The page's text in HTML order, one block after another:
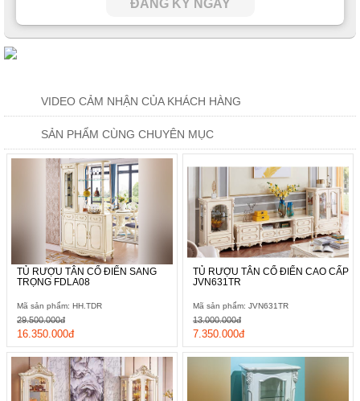
ĐĂNG KÝ NGAY
VIDEO CẢM NHẬN CỦA KHÁCH HÀNG
SẢN PHẨM CÙNG CHUYÊN MỤC
TỦ RƯỢU TÂN CỔ ĐIỂN SANG
TRỌNG FDLA08
Mã sản phẩm: HH.TDR
16.350.000đ
29.500.000đ
TỦ RƯỢU TÂN CỔ ĐIỂN CAO CẤP
JVN631TR
Mã sản phẩm: JVN631TR
7.350.000đ
13.000.000đ